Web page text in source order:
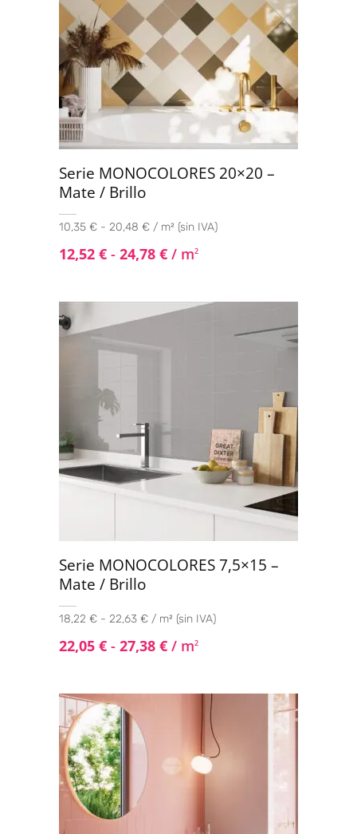
Serie MONOCOLORES 20×20 –
Mate / Brillo
10,35 € - 20,48 € / m² (sin IVA)
12,52 € - 24,78 € / m2
Serie MONOCOLORES 7,5×15 –
Mate / Brillo
18,22 € - 22,63 € / m² (sin IVA)
22,05 € - 27,38 € / m2